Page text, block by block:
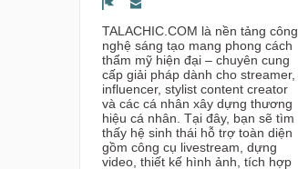
Segnala un problema
TALACHIC.COM là nền tảng công
nghệ sáng tạo mang phong cách
thẩm mỹ hiện đại – chuyên cung
cấp giải pháp dành cho streamer,
influencer, stylist content creator
và các cá nhân xây dựng thương
hiệu cá nhân. Tại đây, bạn sẽ tìm
thấy hệ sinh thái hỗ trợ toàn diện
gồm công cụ livestream, dựng
video, thiết kế hình ảnh, tích hợp